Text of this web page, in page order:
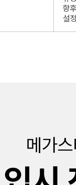
향
설
메가